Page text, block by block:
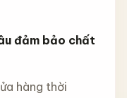
đảm bảo chất
hàng thời